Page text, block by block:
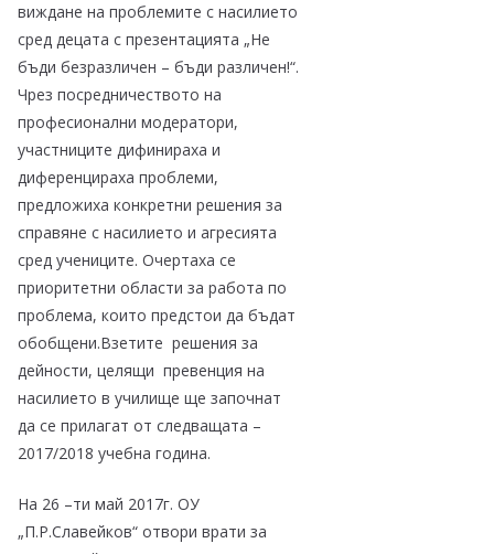
виждане на проблемите с насилието
сред децата с презентацията „Не
бъди безразличен – бъди различен!“.
Чрез посредничеството на
професионални модератори,
участниците дифинираха и
диференцираха проблеми,
предложиха конкретни решения за
справяне с насилието и агресията
сред учениците. Очертаха се
приоритетни области за работа по
проблема, които предстои да бъдат
обобщени.Взетите решения за
дейности, целящи превенция на
насилието в училище ще започнат
да се прилагат от следващата –
2017/2018 учебна година.
На 26 –ти май 2017г. ОУ
„П.Р.Славейков“ отвори врати за